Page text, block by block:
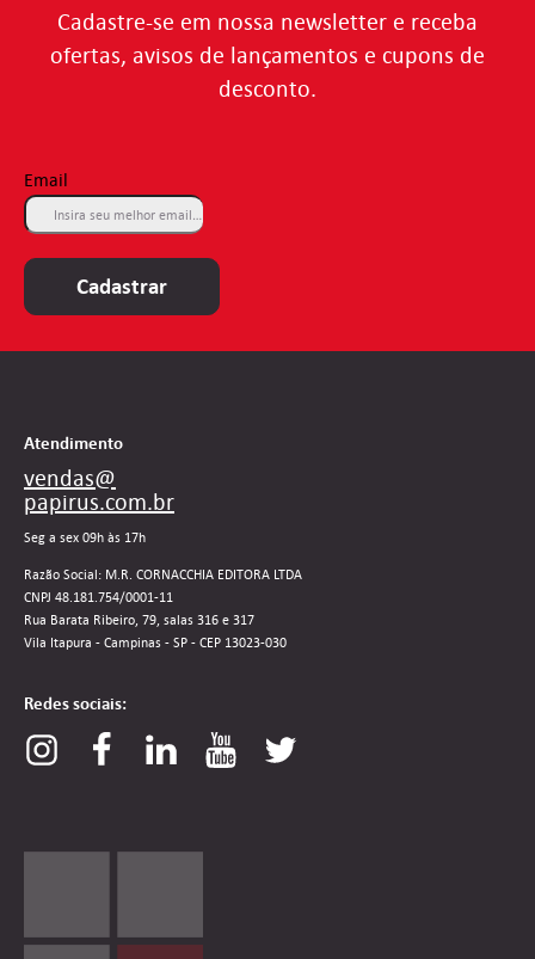
Cadastre-se em nossa newsletter e receba
ofertas, avisos de lançamentos e cupons de
desconto.
Email
Cadastrar
Atendimento
vendas@
papirus.com.br
Seg a sex 09h às 17h
Razão Social: M.R. CORNACCHIA EDITORA LTDA
CNPJ 48.181.754/0001-11
Rua Barata Ribeiro, 79, salas 316 e 317
Vila Itapura - Campinas - SP - CEP 13023-030
Redes sociais: